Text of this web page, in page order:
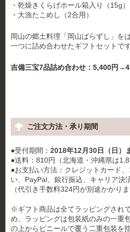
・乾燥きくらげホール箱入り（15g）
・大漁たこめし（2合用）
岡山の郷土料理「岡山ばらずし」を
一つに詰め合わせたギフトセットです
吉備三宝7品詰め合わせ：5,400円
ご注文方法・承り期間
●受付期間： 2018年12月30日（日）
●送料：810円（北海道・沖縄県は
●お支払い方法：クレジットカード
い、PayPal、銀行振込、キャリア決
（代引き手数料324円が別途かかりま
※ギフト商品は全てラッピングされ
め、ラッピングは包装紙のみの一重
の上からビニールで覆う二重包装を